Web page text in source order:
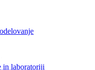
in laboratoriji